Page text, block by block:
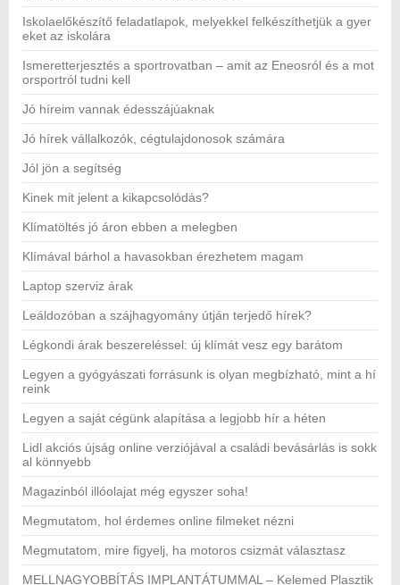
Iskolaelőkészítő feladatlapok, melyekkel felkészíthetjük a gyer
eket az iskolára
Ismeretterjesztés a sportrovatban – amit az Eneosról és a mot
orsportról tudni kell
Jó híreim vannak édesszájúaknak
Jó hírek vállalkozók, cégtulajdonosok számára
Jól jön a segítség
Kinek mit jelent a kikapcsolódás?
Klímatöltés jó áron ebben a melegben
Klímával bárhol a havasokban érezhetem magam
Laptop szerviz árak
Leáldozóban a szájhagyomány útján terjedő hírek?
Légkondi árak beszereléssel: új klímát vesz egy barátom
Legyen a gyógyászati forrásunk is olyan megbízható, mint a hí
reink
Legyen a saját cégünk alapítása a legjobb hír a héten
Lidl akciós újság online verziójával a családi bevásárlás is sokk
al könnyebb
Magazinból illóolajat még egyszer soha!
Megmutatom, hol érdemes online filmeket nézni
Megmutatom, mire figyelj, ha motoros csizmát választasz
MELLNAGYOBBÍTÁS IMPLANTÁTUMMAL – Kelemed Plasztik